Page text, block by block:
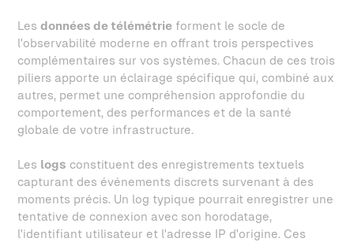
Lesdonnées de télémétrie forment le socle de
l'observabilité moderne en offrant trois perspectives
complémentaires sur vos systèmes. Chacun de ces trois
piliers apporte un éclairage spécifique qui, combiné aux
autres, permet une compréhension approfondie du
comportement, des performances et de la santé
globale de votre infrastructure.
Les logs constituent des enregistrements textuels
capturant des événements discrets survenant à des
moments précis. Un log typique pourrait enregistrer une
tentative de connexion avec son horodatage,
l'identifiant utilisateur et l'adresse IP d'origine. Ces